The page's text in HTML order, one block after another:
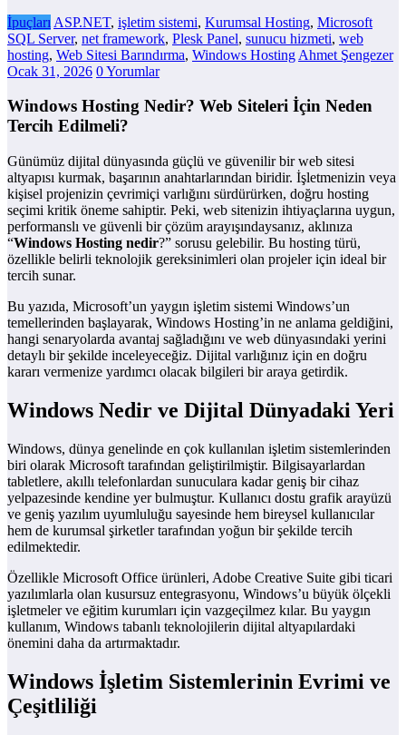
İpuçları ASP.NET, işletim sistemi, Kurumsal Hosting, Microsoft
SQL Server, net framework, Plesk Panel, sunucu hizmeti, web
hosting, Web Sitesi Barındırma, Windows Hosting Ahmet Şengezer
Ocak 31, 2026 0 Yorumlar
Windows Hosting Nedir? Web Siteleri İçin Neden
Tercih Edilmeli?
Günümüz dijital dünyasında güçlü ve güvenilir bir web sitesi
altyapısı kurmak, başarının anahtarlarından biridir. İşletmenizin veya
kişisel projenizin çevrimiçi varlığını sürdürürken, doğru hosting
seçimi kritik öneme sahiptir. Peki, web sitenizin ihtiyaçlarına uygun,
performanslı ve güvenli bir çözüm arayışındaysanız, aklınıza
“Windows Hosting nedir?” sorusu gelebilir. Bu hosting türü,
özellikle belirli teknolojik gereksinimleri olan projeler için ideal bir
tercih sunar.
Bu yazıda, Microsoft’un yaygın işletim sistemi Windows’un
temellerinden başlayarak, Windows Hosting’in ne anlama geldiğini,
hangi senaryolarda avantaj sağladığını ve web dünyasındaki yerini
detaylı bir şekilde inceleyeceğiz. Dijital varlığınız için en doğru
kararı vermenize yardımcı olacak bilgileri bir araya getirdik.
Windows Nedir ve Dijital Dünyadaki Yeri
Windows, dünya genelinde en çok kullanılan işletim sistemlerinden
biri olarak Microsoft tarafından geliştirilmiştir. Bilgisayarlardan
tabletlere, akıllı telefonlardan sunuculara kadar geniş bir cihaz
yelpazesinde kendine yer bulmuştur. Kullanıcı dostu grafik arayüzü
ve geniş yazılım uyumluluğu sayesinde hem bireysel kullanıcılar
hem de kurumsal şirketler tarafından yoğun bir şekilde tercih
edilmektedir.
Özellikle Microsoft Office ürünleri, Adobe Creative Suite gibi ticari
yazılımlarla olan kusursuz entegrasyonu, Windows’u büyük ölçekli
işletmeler ve eğitim kurumları için vazgeçilmez kılar. Bu yaygın
kullanım, Windows tabanlı teknolojilerin dijital altyapılardaki
önemini daha da artırmaktadır.
Windows İşletim Sistemlerinin Evrimi ve
Çeşitliliği